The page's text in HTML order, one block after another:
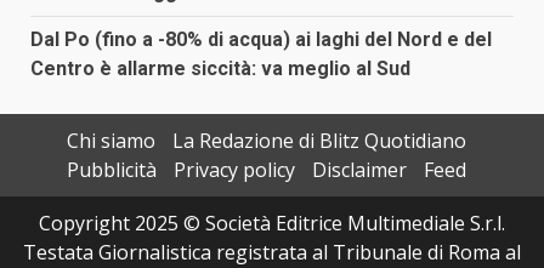
Dal Po (fino a -80% di acqua) ai laghi del Nord e del
Centro è allarme siccità: va meglio al Sud
Chi siamo
La Redazione di Blitz Quotidiano
Pubblicità
Privacy policy Disclaimer
Feed
Copyright 2025 © Società Editrice Multimediale S.r.l.
Testata Giornalistica registrata al Tribunale di Roma al